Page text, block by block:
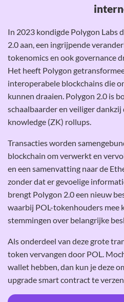
In 2023 kondigde Polygon Labs
2.0 aan, een ingrijpende
tokenomics en ook governance
Het heeft Polygon
interoperabele blockchains die
kunnen draaien. Polygon 2.0 is
schaalbaarder en veiliger
knowledge (ZK) rollups.
Transacties worden
blockchain om verwerkt en
en een samenvatting naar de
zonder dat er gevoelige
brengt Polygon 2.0 een nieuw
waarbij POL-tokenhouders mee
stemmingen over belangrijke
Als onderdeel van deze grote
token vervangen door POL.
wallet hebben, dan kun je deze
upgrade smart contract te